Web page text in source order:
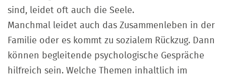
sind, leidet oft auch die Seele.
Manchmal leidet auch das Zusammenleben in der
Familie oder es kommt zu sozialem Rückzug. Dann
können begleitende psychologische Gespräche
hilfreich sein. Welche Themen inhaltlich im